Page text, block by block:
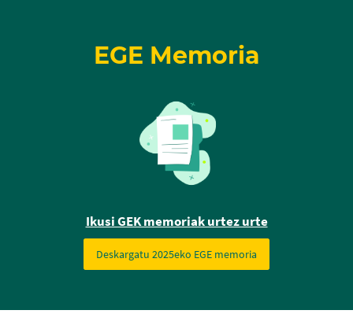
EGE Memoria
Ikusi GEK memoriak urtez urte
Deskargatu 2025eko EGE memoria